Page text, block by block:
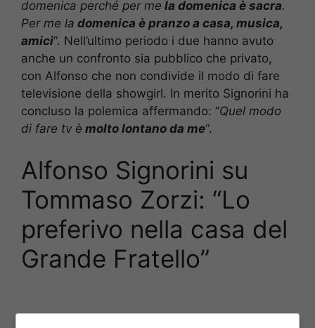
domenica perché per me la domenica è sacra.
Per me la domenica è pranzo a casa, musica,
amici“. Nell’ultimo periodo i due hanno avuto
anche un confronto sia pubblico che privato,
con Alfonso che non condivide il modo di fare
televisione della showgirl. In merito Signorini ha
concluso la polemica affermando: “Quel modo
di fare tv è molto lontano da me“.
Alfonso Signorini su
Tommaso Zorzi: “Lo
preferivo nella casa del
Grande Fratello”